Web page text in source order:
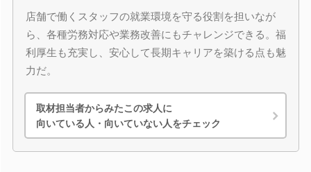
店舗で働くスタッフの就業環境を守る役割を担いなが
ら、各種労務対応や業務改善にもチャレンジできる。福
利厚生も充実し、安心して長期キャリアを築ける点も魅
力だ。
取材担当者からみたこの求人に
向いている人・向いていない人をチェック